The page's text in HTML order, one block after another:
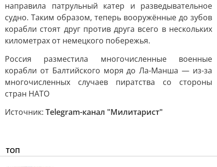
направила патрульный катер и разведывательное
судно. Таким образом, теперь вооружённые до зубов
корабли стоят друг против друга всего в нескольких
километрах от немецкого побережья.
Россия разместила многочисленные военные
корабли от Балтийского моря до Ла-Манша — из-за
многочисленных случаев пиратства со стороны
стран НАТО
Источник: Telegram-канал "Милитарист"
ТОП